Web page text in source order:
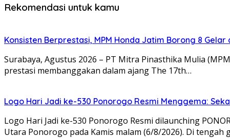
Rekomendasi untuk kamu
Konsisten Berprestasi, MPM Honda Jatim Borong 8 Gelar
Surabaya, Agustus 2026 – PT Mitra Pinasthika Mulia
prestasi membanggakan dalam ajang The 17th…
Logo Hari Jadi ke-530 Ponorogo Resmi Menggema:
Logo Hari Jadi ke-530 Ponorogo Resmi dilaunching
Utara Ponorogo pada Kamis malam (6/8/2026). Di tengah